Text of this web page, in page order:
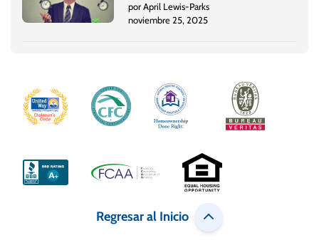
por April Lewis-Parks
noviembre 25, 2025
Regresar al Inicio